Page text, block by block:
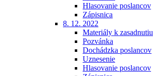
Hlasovanie poslancov
Zápisnica
8. 12. 2022
Materiály k zasadnutiu
Pozvánka
Dochádzka poslancov
Uznesenie
Hlasovanie poslancov